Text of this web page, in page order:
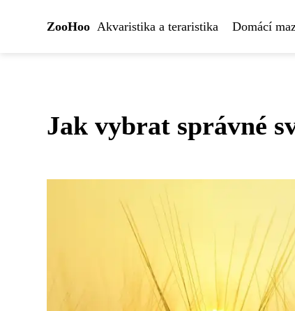
ZooHoo Akvaristika a teraristika Domácí
Jak vybrat správné